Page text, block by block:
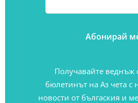
Получавайте веднъж
бюлетинът на Аз чета с
новости от бългаския и